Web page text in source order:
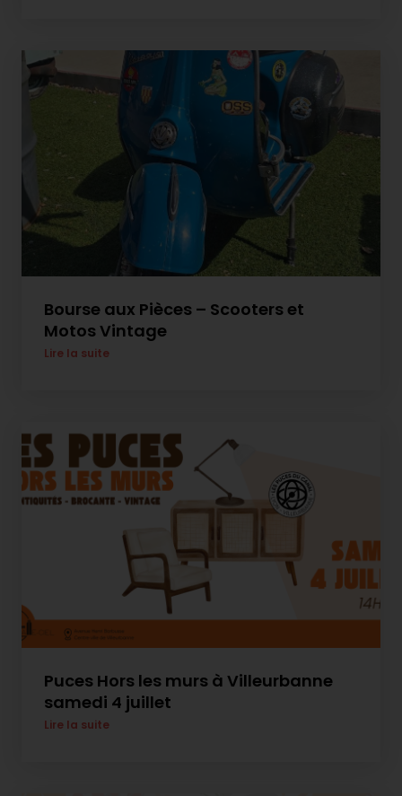
Bourse aux Pièces – Scooters et
Motos Vintage
Lire la suite
Puces Hors les murs à Villeurbanne
samedi 4 juillet
Lire la suite